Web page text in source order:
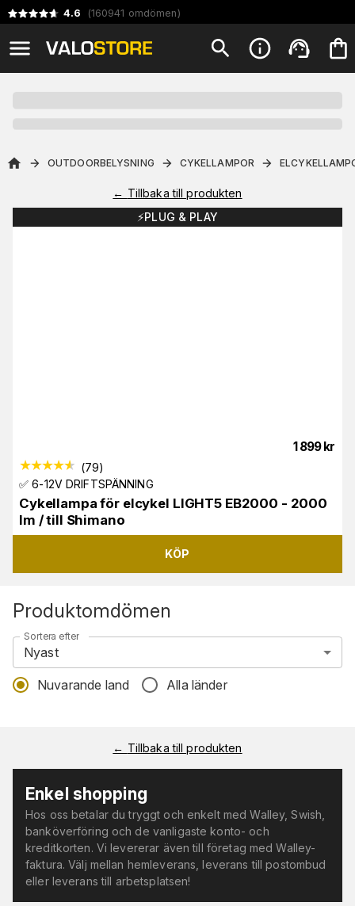
4.6 (160941 omdömen)
OUTDOORBELYSNING CYKELLAMPOR
← Tillbaka till produkten
⚡️PLUG & PLAY
1 899 kr
(79)
✅ 6-12V DRIFTSPÄNNING
Cykellampa för elcykel LIGHT5 EB2000 - 2000
lm / till Shimano
KÖP
Produktomdömen
Sortera efter
Nyast
Nuvarande land Alla länder
← Tillbaka till produkten
Enkel shopping
Hos oss betalar du tryggt och enkelt med Walley, Swish,
banköverföring och de vanligaste konto- och
kreditkorten. Vi levererar även till företag med Walley-
faktura. Välj mellan hemleverans, leverans till postombud
eller leverans till arbetsplatsen!